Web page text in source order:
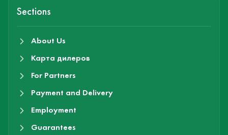
Sections
About Us
Карта дилеров
For Partners
Payment and Delivery
Employment
Guarantees